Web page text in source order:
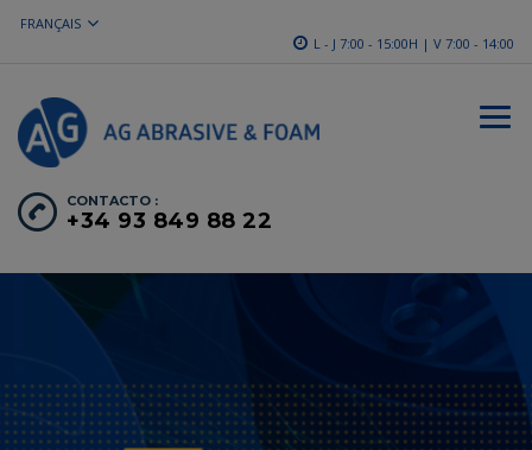
FRANÇAIS
L - J 7:00 - 15:00H | V 7:00 - 14:00
CONTACTO :
+34 93 849 88 22